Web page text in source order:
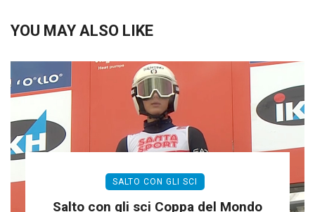
YOU MAY ALSO LIKE
SALTO CON GLI SCI
Salto con gli sci Coppa del Mondo